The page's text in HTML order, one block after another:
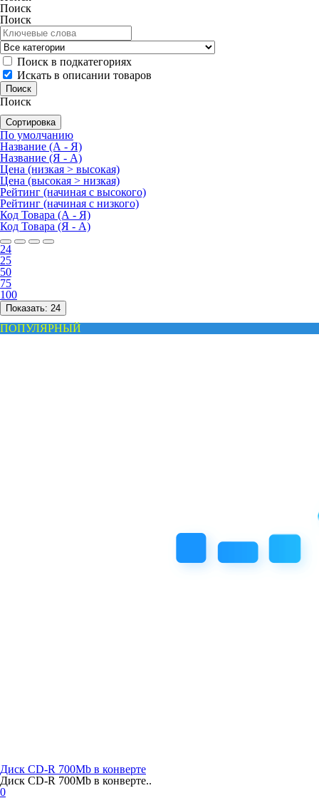
Поиск
Поиск
Поиск в подкатегориях
Искать в описании товаров
Поиск
Сортировка
По умолчанию
Название (А - Я)
Название (Я - А)
Цена (низкая > высокая)
Цена (высокая > низкая)
Рейтинг (начиная с высокого)
Рейтинг (начиная с низкого)
Код Товара (А - Я)
Код Товара (Я - А)
24
25
50
75
100
Показать: 24
ПОПУЛЯРНЫЙ
Диск CD-R 700Mb в конверте
Диск CD-R 700Mb в конверте..
0